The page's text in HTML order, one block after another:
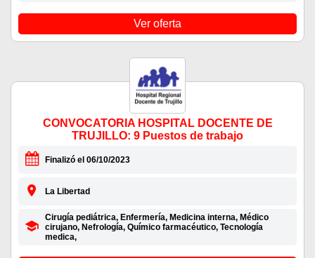
Ver oferta
CONVOCATORIA HOSPITAL DOCENTE DE
TRUJILLO: 9 Puestos de trabajo
Finalizó el 06/10/2023
La Libertad
Cirugía pediátrica, Enfermería, Medicina interna, Médico
cirujano, Nefrología, Químico farmacéutico, Tecnología
medica,